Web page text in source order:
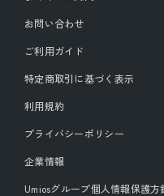
お問い合わせ
ご利用ガイド
特定商取引に基づく表示
利用規約
プライバシーポリシー
企業情報
Umiosグループ個人情報保護方